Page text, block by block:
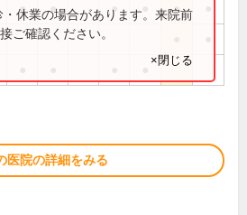
● ● ● ●
休業の場合があります。来院前
ご確認ください。
×閉じる
医院の詳細をみる